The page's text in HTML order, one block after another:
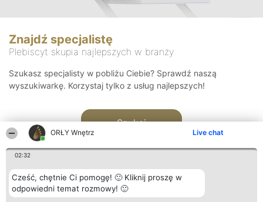
ORŁY Wnętrz Live chat
02:32
Cześć, chętnie Ci pomogę! 🙂 Kliknij proszę w
odpowiedni temat rozmowy! 🙂
Znajdź specjalistę
Plebiscyt skupia najlepszych w branży
Szukasz specjalisty w pobliżu Ciebie? Sprawdź naszą
wyszukiwarkę. Korzystaj tylko z usług najlepszych!
Szukaj